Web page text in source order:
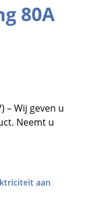
80A
– Wij geven u
Neemt u
aan